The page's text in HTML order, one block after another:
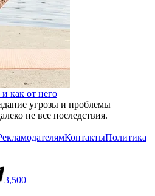
как от него
угрозы и проблемы
не все последствия.
КонтактыПолитика
3,500